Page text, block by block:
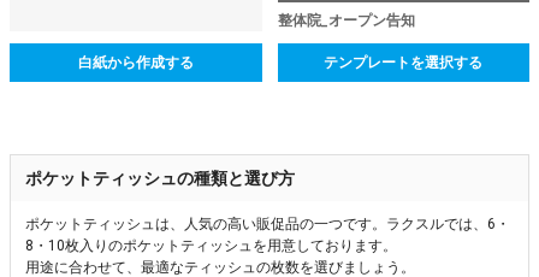
白紙から作成する
整体院_オープン告知
テンプレートを選択する
ポケットティッシュの種類と選び方
ポケットティッシュは、人気の高い販促品の一つです。ラクスルでは、6・
8・10枚入りのポケットティッシュを用意しております。
用途に合わせて、最適なティッシュの枚数を選びましょう。